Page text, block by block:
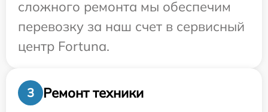
сложного ремонта мы обеспечим
перевозку за наш счет в сервисный
центр Fortuna.
3
Ремонт техники